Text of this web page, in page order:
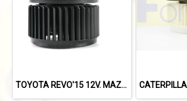
TOYOTA REVO'15 12V. MAZDA 2'09 12V. BLOWER FORMULA